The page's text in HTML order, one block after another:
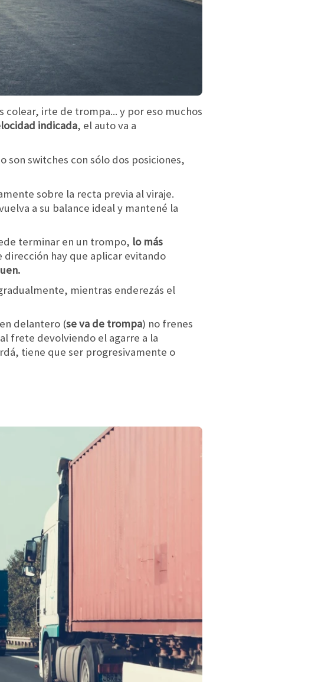
colear, irte de trompa... y por eso muchos
indicada, el auto va a
son switches con sólo dos posiciones,
sobre la recta previa al viraje.
a su balance ideal y mantené la
terminar en un trompo, lo más
hay que aplicar evitando
mientras enderezás el
delantero (se va de trompa) no frenes
frete devolviendo el agarre a la
tiene que ser progresivamente o